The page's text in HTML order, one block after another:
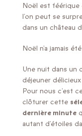
Noël est féérique
l’on peut se
dans un château
Noël n’a jamais
Une nuit dans un
déjeuner
Pour nous c’est
clôturer cette
dernière minute
autant d’étoiles